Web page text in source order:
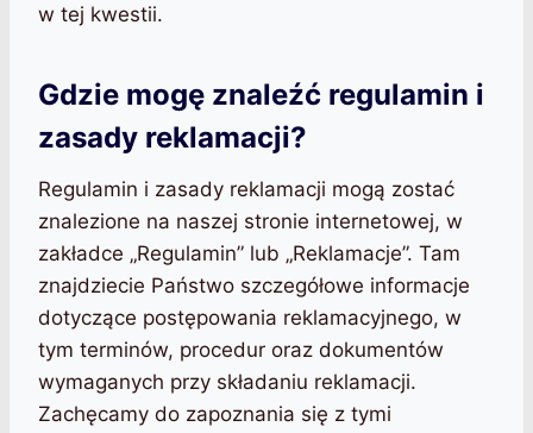
w tej kwestii.
Gdzie mogę znaleźć regulamin i
zasady reklamacji?
Regulamin i zasady reklamacji mogą zostać
znalezione na naszej stronie internetowej, w
zakładce „Regulamin” lub „Reklamacje”. Tam
znajdziecie Państwo szczegółowe informacje
dotyczące postępowania reklamacyjnego, w
tym terminów, procedur oraz dokumentów
wymaganych przy składaniu reklamacji.
Zachęcamy do zapoznania się z tymi